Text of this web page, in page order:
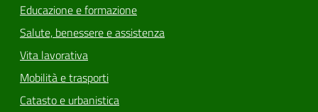
Educazione e formazione
Salute, benessere e assistenza
Vita lavorativa
Mobilità e trasporti
Catasto e urbanistica